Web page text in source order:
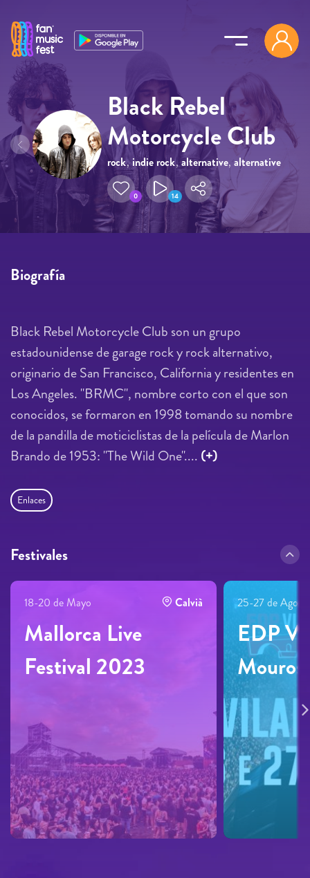
Black Rebel
Motorcycle Club
rock,indie rock,alternative, alternative
rock
0 14
Biografía
Black Rebel Motorcycle Club son un grupo
estadounidense de garage rock y rock alternativo,
originario de San Francisco, California y residentes en
Los Angeles. "BRMC", nombre corto con el que son
conocidos, se formaron en 1998 tomando su nombre
de la pandilla de moticiclistas de la película de Marlon
Brando de 1953: "The Wild One".... (+)
Enlaces
Festivales
18-20 de Mayo Calvià
Mallorca Live
Festival 2023
25-27 de
EDP